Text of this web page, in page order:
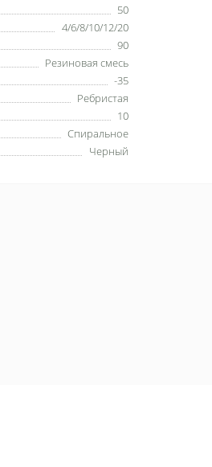
50
4/6/8/10/12/20
90
Резиновая смесь
-35
Ребристая
10
Спиральное
Черный